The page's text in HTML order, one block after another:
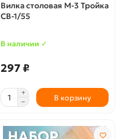
Вилка столовая М-3 Тройка
СВ-1/55
В наличии ✓
297 ₽
В корзину